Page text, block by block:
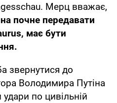
Мерц вважає,
почне передавати
має бути
звернутися до
Володимира Путіна
по цивільній